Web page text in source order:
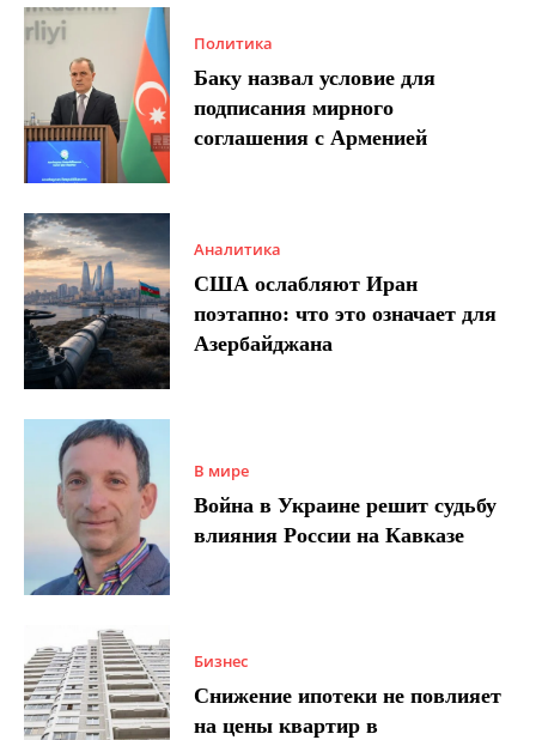
Политика
Баку назвал условие для
подписания мирного
соглашения с Арменией
Аналитика
США ослабляют Иран
поэтапно: что это означает для
Азербайджана
В мире
Война в Украине решит судьбу
влияния России на Кавказе
Бизнес
Снижение ипотеки не повлияет
на цены квартир в